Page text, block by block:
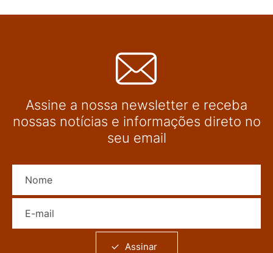
Assine a nossa newsletter e receba
nossas notícias e informações direto no
seu email
Assinar